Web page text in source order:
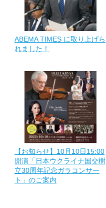
ABEMA TIMES に取り上げら
れました！
【お知らせ】10月10日15:00
開演「日本ウクライナ国交樹
立30周年記念ガラコンサー
ト」のご案内